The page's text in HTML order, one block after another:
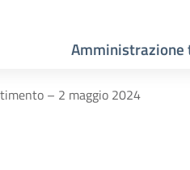
– 2 maggio 2024